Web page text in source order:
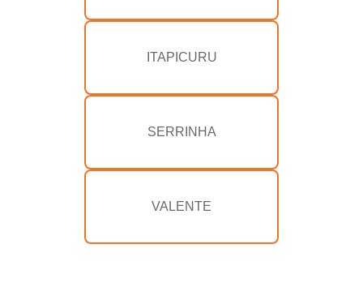
ITAPICURU
SERRINHA
VALENTE